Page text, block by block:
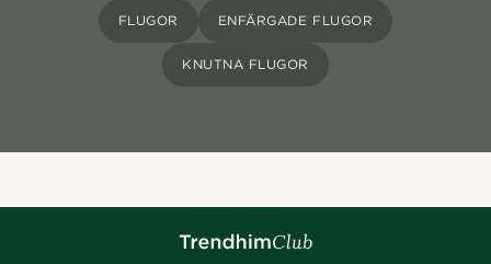
FLUGOR ENFÄRGADE FLUGOR
KNUTNA FLUGOR